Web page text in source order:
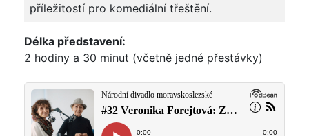
příležitostí pro komediální třeštění.
Délka představení:
2 hodiny a 30 minut (včetně jedné přestávky)